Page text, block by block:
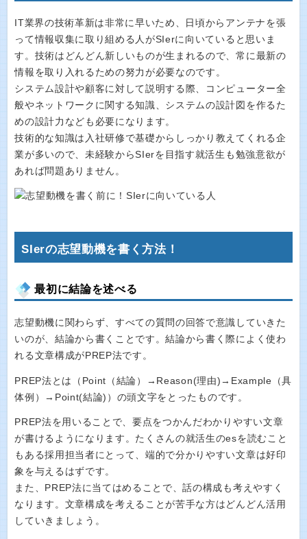
IT業界の技術革新は非常に早いため、日頃からアンテナを張
って情報収集に取り組める人がSIerに向いていると思いま
す。技術はどんどん新しいものが生まれるので、常に最新の
情報を取り入れるための努力が必要なのです。
システム設計や顧客に対して説明する際、コンピューター全
般やネットワークに関する知識、システムの設計図を作るた
めの設計力なども必要になります。
技術的な知識は入社研修で基礎からしっかり教えてくれる企
業が多いので、未経験からSIerを目指す就活生も勉強意欲が
あれば問題ありません。
SIerの志望動機を書く方法！
最初に結論を述べる
志望動機に関わらず、すべての質問の回答で意識していきた
いのが、結論から書くことです。結論から書く際によく使わ
れる文章構成がPREP法です。
PREP法とは（Point（結論）→Reason(理由)→Example（具
体例）→Point(結論)）の頭文字をとったものです。
PREP法を用いることで、要点をつかんだわかりやすい文章
が書けるようになります。たくさんの就活生のesを読むこと
もある採用担当者にとって、端的で分かりやすい文章は好印
象を与えるはずです。
また、PREP法に当てはめることで、話の構成も考えやすく
なります。文章構成を考えることが苦手な方はどんどん活用
していきましょう。